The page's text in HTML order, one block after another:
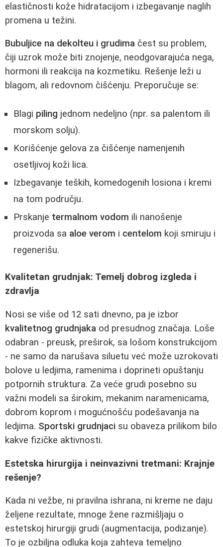
elastičnosti kože hidratacijom i izbegavanje naglih
promena u težini.
Bubuljice na dekolteu i grudima čest su problem,
čiji uzrok može biti znojenje, neodgovarajuća nega,
hormoni ili reakcija na kozmetiku. Rešenje leži u
blagom, ali redovnom čišćenju. Preporučuje se:
Blagi piling jednom nedeljno (npr. sa palentom ili
morskom solju).
Korišćenje gelova za čišćenje namenjenih
osetljivoj koži lica.
Izbegavanje teških, komedogenih losiona i kremi
na tom području.
Prskanje termalnom vodom ili nanošenje
proizvoda sa aloe verom i centelom koji smiruju i
regenerišu.
Kvalitetan grudnjak: Temelj dobrog izgleda i
zdravlja
Nosi se više od 12 sati dnevno, pa je izbor
kvalitetnog grudnjaka od presudnog značaja. Loše
odabran - preusk, preširok, sa lošom konstrukcijom
- ne samo da narušava siluetu već može uzrokovati
bolove u ledjima, ramenima i doprineti opuštanju
potpornih struktura. Za veće grudi posebno su
važni modeli sa širokim, mekanim naramenicama,
dobrom koprom i mogućnošću podešavanja na
ledjima. Sportski grudnjaci su obaveza prilikom bilo
kakve fizičke aktivnosti.
Estetska hirurgija i neinvazivni tretmani: Krajnje
rešenje?
Kada ni vežbe, ni pravilna ishrana, ni kreme ne daju
željene rezultate, mnoge žene razmišljaju o
estetskoj hirurgiji grudi (augmentacija, podizanje).
To je ozbiljna odluka koja zahteva temeljno